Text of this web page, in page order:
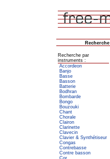
Recherche
Recherche par
instruments :
Accordeon
Banjo
Basse
Basson
Batterie
Bodhran
Bombarde
Bongo
Bouzouki
Chant
Chorale
Clairon
Clarinette
Clavecin
Clavier & Synthétiseur
Congas
Contrebasse
Contre basson
Cor